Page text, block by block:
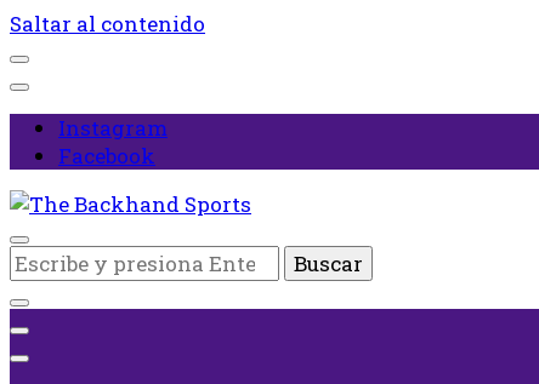
Saltar al contenido
Instagram
Facebook
The Backhand Sports
Inicio
¿Buscas
algo?